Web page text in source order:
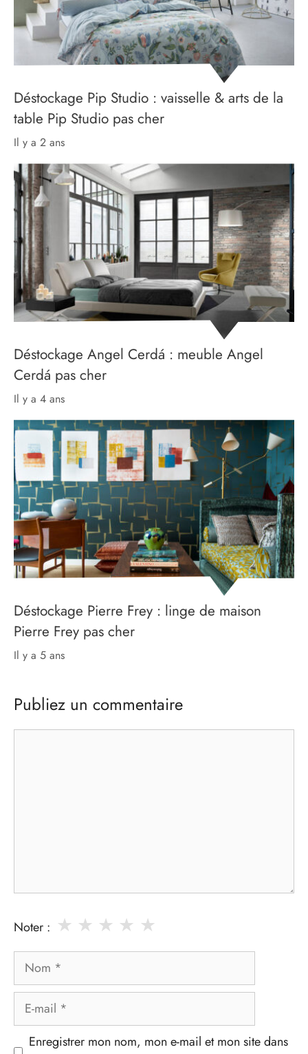
Déstockage Pip Studio : vaisselle & arts de la
table Pip Studio pas cher
il y a 2 ans
Déstockage Angel Cerdá : meuble Angel
Cerdá pas cher
il y a 4 ans
Déstockage Pierre Frey : linge de maison
Pierre Frey pas cher
il y a 5 ans
Publiez un commentaire
Noter : ★
★
★
★
★
Nom
Enregistrer mon nom, mon e-mail et mon site dans